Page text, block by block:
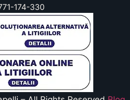
174-330